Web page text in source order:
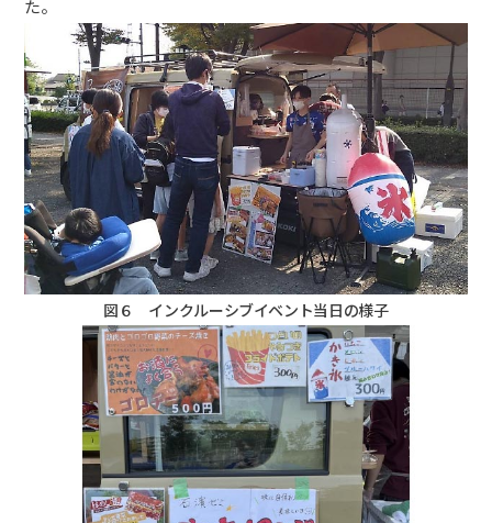
た。
図６ インクルーシブイベント当日の様子